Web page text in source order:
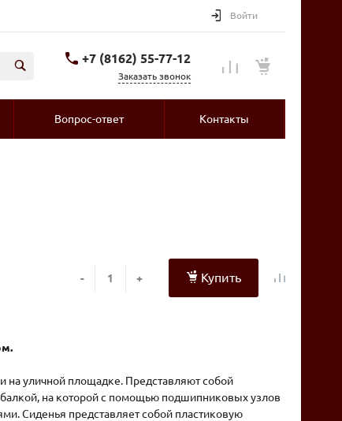
Войти
+7 (8162) 55-77-12
Заказать звонок
Вопрос-ответ Контакты
- + Купить
на уличной площадке. Представляют собой
на которой с помощью подшипниковых узлов
Сиденья представляет собой пластиковую